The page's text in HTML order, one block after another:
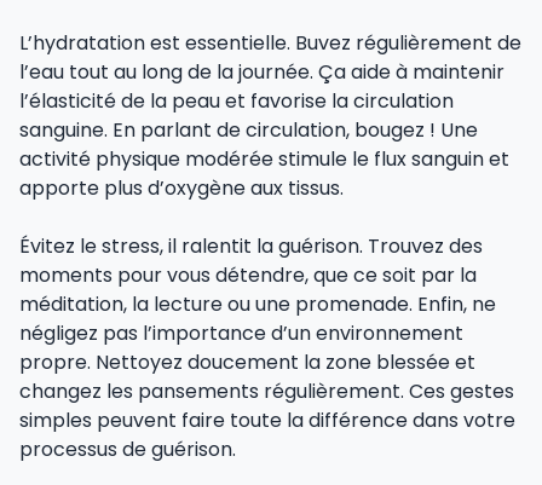
L’hydratation est essentielle. Buvez régulièrement de
l’eau tout au long de la journée. Ça aide à maintenir
l’élasticité de la peau et favorise la circulation
sanguine. En parlant de circulation, bougez ! Une
activité physique modérée stimule le flux sanguin et
apporte plus d’oxygène aux tissus.
Évitez le stress, il ralentit la guérison. Trouvez des
moments pour vous détendre, que ce soit par la
méditation, la lecture ou une promenade. Enfin, ne
négligez pas l’importance d’un environnement
propre. Nettoyez doucement la zone blessée et
changez les pansements régulièrement. Ces gestes
simples peuvent faire toute la différence dans votre
processus de guérison.